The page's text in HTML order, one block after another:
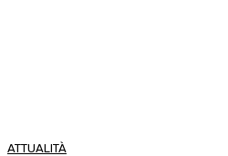
ATTUALITÀ